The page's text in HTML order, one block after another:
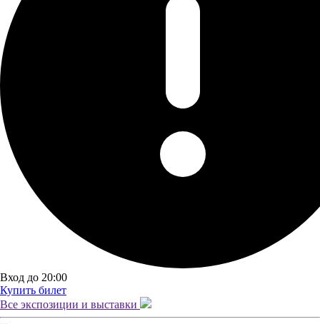
Вход до 20:00
Купить билет
Все экспозиции и выставки